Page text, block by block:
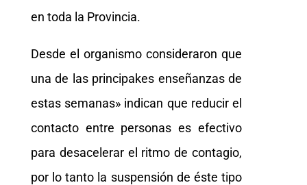
en toda la Provincia.
Desde el organismo consideraron que
una de las principakes enseñanzas de
estas semanas» indican que reducir el
contacto entre personas es efectivo
para desacelerar el ritmo de contagio,
por lo tanto la suspensión de éste tipo